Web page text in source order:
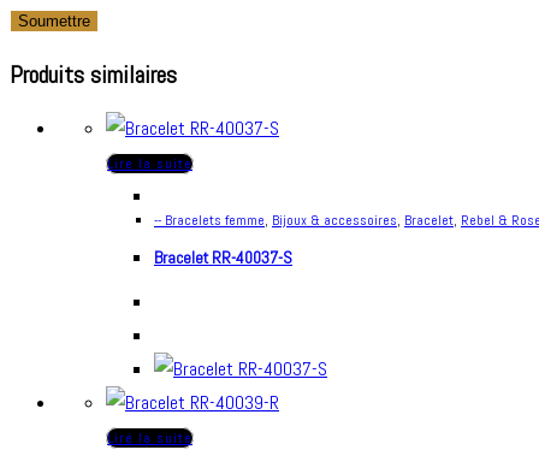
Produits similaires
Lire la suite
-- Bracelets femme, Bijoux & accessoires, Bracelet, Rebel &
Bracelet RR-40037-S
Lire la suite